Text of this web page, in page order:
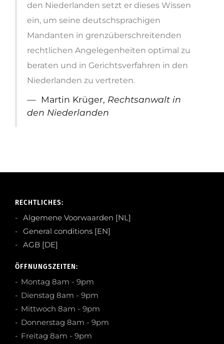
den Niederlanden setzt er dieses Wissen
ein, um seine deutschsprachigen
Mandanten in grenzüberschreitenden
rechtlichen Angelegenheiten optimal zu
beraten und in Gerichtsverfahren in den
Niederlanden zu vertreten.
Martin Krüger, Rechtsanwalt in
den Niederlanden
RECHTLICHES:
Algemene Voorwaarden [NL]
General conditions [EN]
AGB [DE]
ÖFFNUNGSZEITEN:
Montag 8am - 9pm
Dienstag 8am - 9pm
Mittwoch 8am - 9pm
Donnerstag 8am - 9pm
Freitag 8am - 9pm